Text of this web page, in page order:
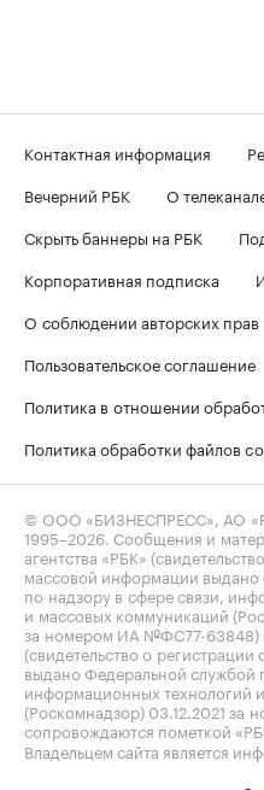
Контактная информация
Вечерний РБК
О
Скрыть баннеры на РБК
Корпоративная подписка
О соблюдении авторских прав
Пользовательское соглашение
Политика в отношении
Политика обработки файлов
© ООО «БИЗНЕСПРЕСС», АО
1995–2026. Сообщения и
агентства «РБК»
массовой информации
по надзору в сфере связи,
и массовых коммуникаций
за номером ИА №ФС77-63848)
(свидетельство о
выдано Федеральной службой
информационных технологий
(Роскомнадзор) 03.12.2021
сопровождаются пометкой
Владельцем сайта является